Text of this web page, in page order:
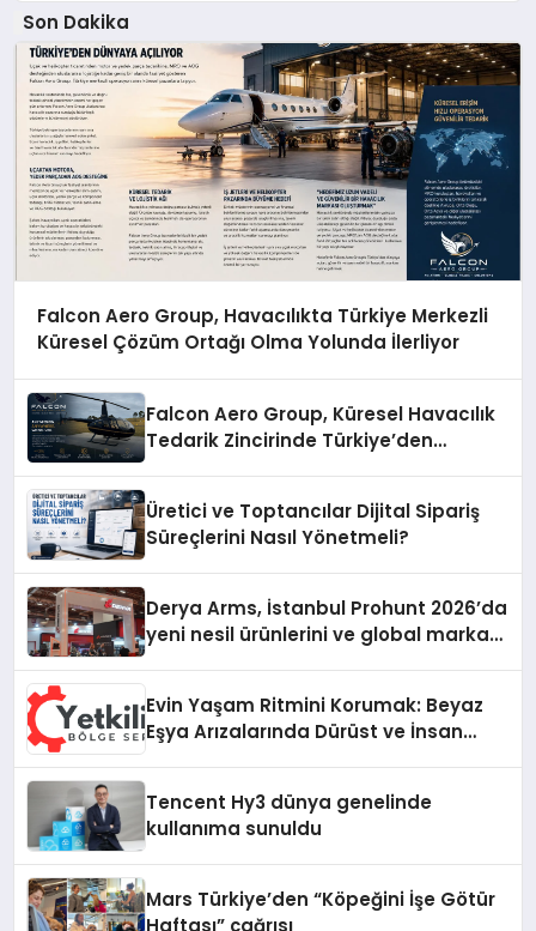
Son Dakika
Falcon Aero Group, Havacılıkta Türkiye Merkezli
Küresel Çözüm Ortağı Olma Yolunda İlerliyor
Falcon Aero Group, Küresel Havacılık
Tedarik Zincirinde Türkiye’den
Üretici ve Toptancılar Dijital Sipariş
Süreçlerini Nasıl Yönetmeli?
Derya Arms, İstanbul Prohunt 2026’da
yeni nesil ürünlerini ve global marka
Evin Yaşam Ritmini Korumak: Beyaz
Eşya Arızalarında Dürüst ve İnsan
Tencent Hy3 dünya genelinde
kullanıma sunuldu
Mars Türkiye’den “Köpeğini İşe Götür
Haftası” çağrısı